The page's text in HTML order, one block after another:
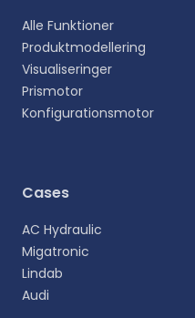
Vælg sprog
oplevelse.
Alle Funktioner
Produktmodellering
Visualiseringer
Prismotor
Konfigurationsmotor
Cases
AC Hydraulic
Migatronic
Lindab
Audi